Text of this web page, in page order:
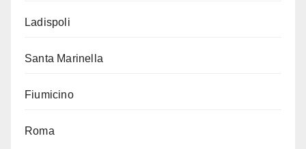
Ladispoli
Santa Marinella
Fiumicino
Roma